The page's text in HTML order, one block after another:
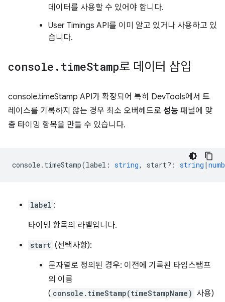
데이터를 사용할 수 있어야 합니다.
User Timings API를 이미 알고 있거나 사용하고 있
습니다.
console . timeStamp로 데이터 삽입
console.timeStamp API가 확장되어 특히 DevTools에서 트
레이스를 기록하지 않는 경우 최소 오버헤드로 성능 패널에 맞
춤 타이밍 항목을 만들 수 있습니다.
console. timeStamp(label : string, start? : string |
label :
타이밍 항목의 라벨입니다.
start (선택사항):
문자열로 정의된 경우: 이전에 기록된 타임스탬프
의 이름
( console.timeStamp(timeStampName) 사용)